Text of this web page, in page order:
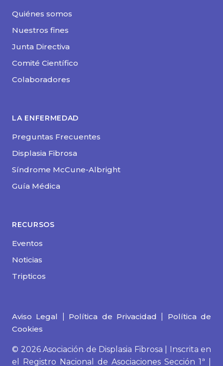
Quiénes somos
Nuestros fines
Junta Directiva
Comité Científico
Colaboradores
LA ENFERMEDAD
Preguntas Frecuentes
Displasia Fibrosa
Síndrome McCune-Albright
Guía Médica
RECURSOS
Eventos
Noticias
Tripticos
Aviso Legal Política de Privacidad
Política de
Cookies
© 2026 Asociación de Displasia Fibrosa | Inscrita en
el Registro Nacional de Asociaciones Sección 1ª |